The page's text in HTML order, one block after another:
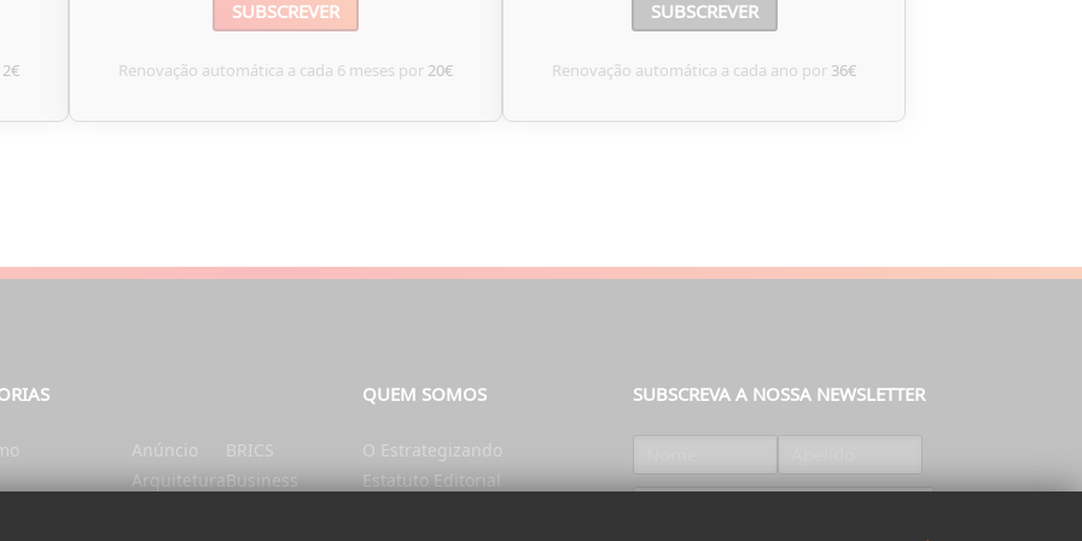
SUBSCREVER
Renovação automática a cada 6 meses por20€
SUBSCREVER
Renovação automática a cada ano por36€
Anúncio
Arquitetura
BRICS
Business
QUEM SOMOS
O Estrategizando
Estatuto Editorial
SUBSCREVA A NOSSA NEWSLETTER